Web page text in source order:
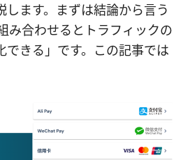
します。まずは結論から言う
み合わせるとトラフィックの
できる」です。この記事では